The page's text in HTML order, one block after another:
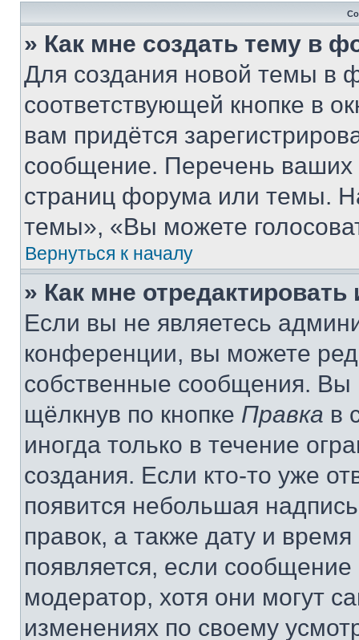
» Как мне создать тему в
Для создания новой темы в
соответствующей кнопке в
вам придётся
сообщение. Перечень ваших
страниц форума или темы.
темы», «Вы можете
Вернуться к началу
» Как мне
Если вы не являетесь
конференции, вы можете
собственные сообщения. Вы
щёлкнув по кнопке Правка в
иногда только в течение
создания. Если кто-то уже
появится небольшая
правок, а также дату и
появляется, если
модератор, хотя они могут
изменениях по своему